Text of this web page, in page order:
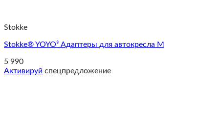
Stokke
Stokke® YOYO³ Адаптеры для автокресла M
5 990
Активируй спецпредложение